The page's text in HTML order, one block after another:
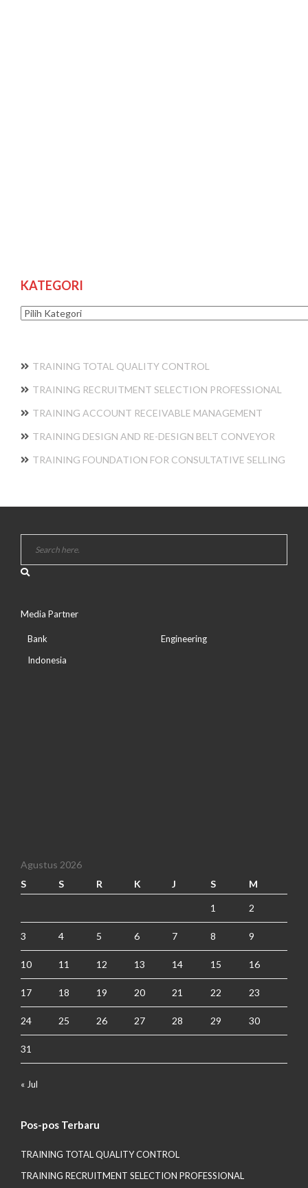
KATEGORI
Kategori
TRAINING TOTAL QUALITY CONTROL
TRAINING RECRUITMENT SELECTION PROFESSIONAL
TRAINING ACCOUNT RECEIVABLE MANAGEMENT
TRAINING DESIGN AND RE-DESIGN BELT CONVEYOR
TRAINING FOUNDATION FOR CONSULTATIVE SELLING
Media Partner
Bank
Indonesia
Engineering
Agustus 2026
S
S R K J S M
1 2
3 4 5 6 7 8 9
10 11 12 13 14 15 16
17 18 19 20 21 22 23
24 25 26 27 28 29 30
31
« Jul
Pos-pos Terbaru
TRAINING TOTAL QUALITY CONTROL
TRAINING RECRUITMENT SELECTION PROFESSIONAL